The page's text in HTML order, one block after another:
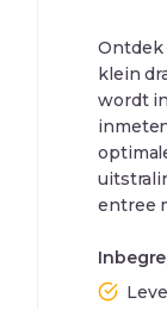
was:
€
is:
€
Ontdek
klein
wordt
entree